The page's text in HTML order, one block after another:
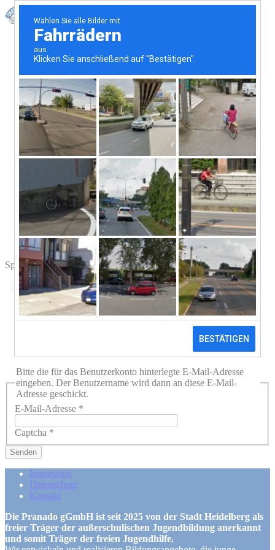
Taekwon-Do
Der Geist unseres Trainings
Menschen bei uns
Aktuelles aus unserem Dojang
Fragen & Antworten
Training
Training für Erwachsene
Jugendtraining
Kindertraining
Power-Ferien
Hier findest du uns
Probetraining vereinbaren
Kontakt
Spenden
Taekwon-Do Academy
Mitgliederplattform
Sprache auswählen
Bitte die für das Benutzerkonto hinterlegte E-Mail-Adresse
eingeben. Der Benutzername wird dann an diese E-Mail-
Adresse geschickt.
E-Mail-Adresse *
Captcha *
Senden
Impressum
Datenschutz
Kontakt
Die Pranado gGmbH ist seit 2025 von der Stadt Heidelberg als
freier Träger der außerschulischen Jugendbildung anerkannt
und somit Träger der freien Jugendhilfe.